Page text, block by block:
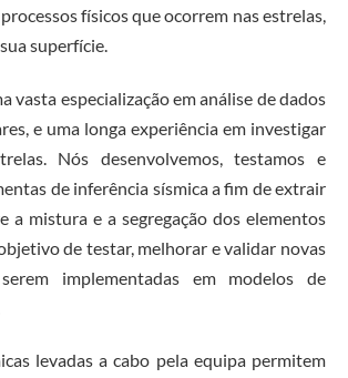
físicos que ocorrem nas estrelas,
superfície.
vasta especialização em análise de dados
e uma longa experiência em investigar
Nós desenvolvemos, testamos e
de inferência sísmica a fim de extrair
a mistura e a segregação dos elementos
de testar, melhorar e validar novas
implementadas em modelos de
levadas a cabo pela equipa permitem